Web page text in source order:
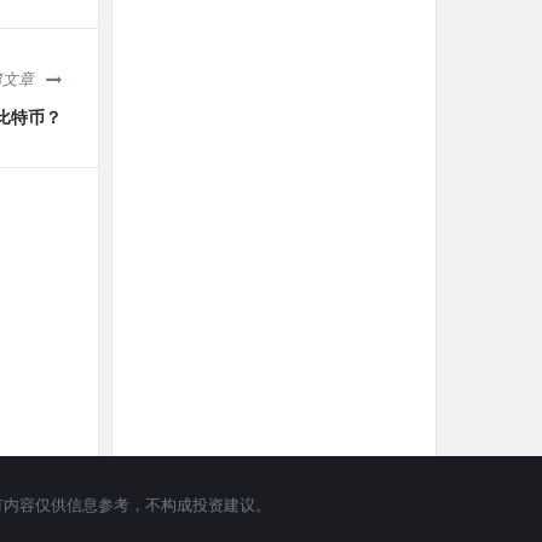
章
特币？
容仅供信息参考，不构成投资建议。